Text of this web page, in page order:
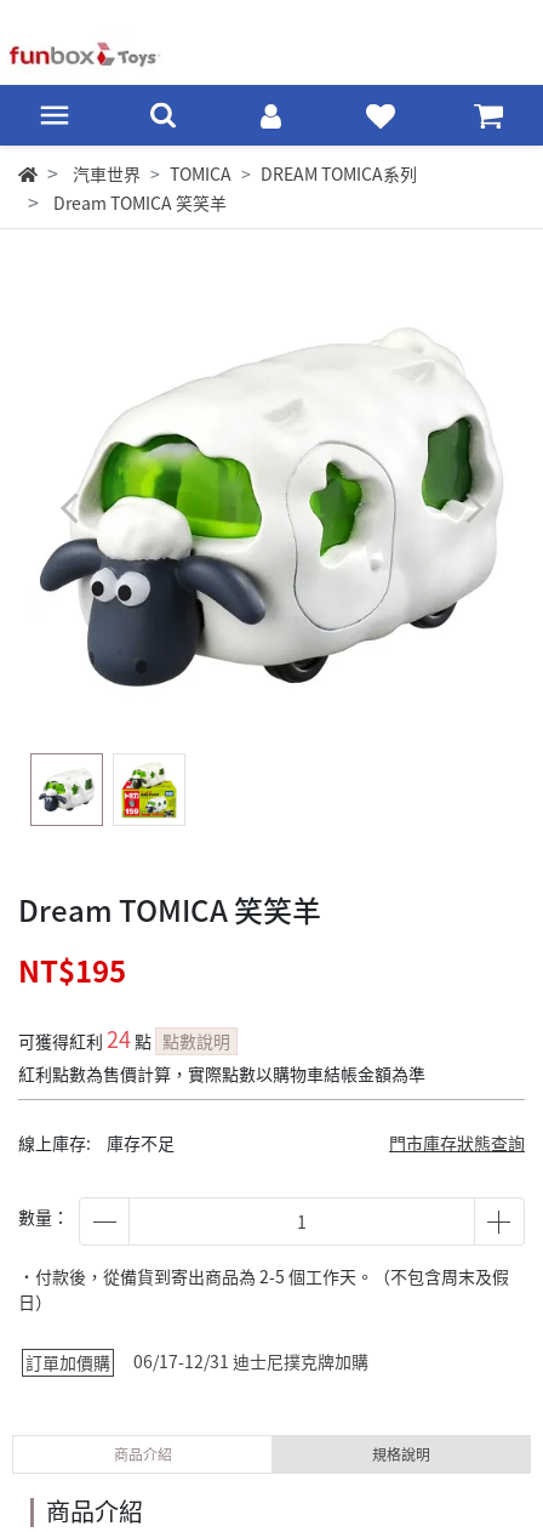
汽車世界 TOMICA
DREAM TOMICA系列
Dream TOMICA 笑笑羊
Dream TOMICA 笑笑羊
NT$195
可獲得紅利 24點 點數說明
紅利點數為售價計算，實際點數以購物車結帳金額為準
線上庫存: 庫存不足 門市庫存狀態查詢
數量：
˙付款後，從備貨到寄出商品為 2-5 個工作天。（不包含周末及假
日）
訂單加價購 06/17-12/31 迪士尼撲克牌加購
商品介紹 規格說明
商品介紹